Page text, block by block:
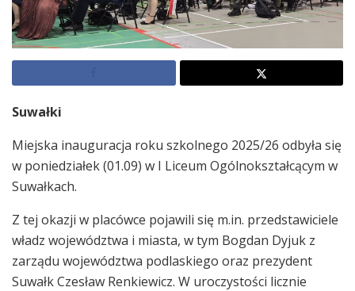
Suwałki
Miejska inauguracja roku szkolnego 2025/26 odbyła się
w poniedziałek (01.09) w I Liceum Ogólnokształcącym w
Suwałkach.
Z tej okazji w placówce pojawili się m.in. przedstawiciele
władz województwa i miasta, w tym Bogdan Dyjuk z
zarządu województwa podlaskiego oraz prezydent
Suwałk Czesław Renkiewicz. W uroczystości licznie